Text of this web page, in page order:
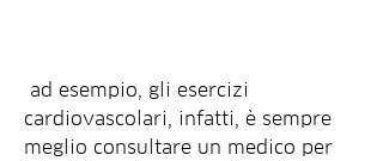
cardiovascolari, infatti, è sempre
meglio consultare un medico per